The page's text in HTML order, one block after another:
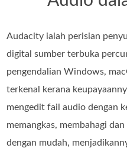
Audacity ialah perisian
digital sumber terbuka
pengendalian Windows,
terkenal kerana
mengedit fail audio dengan
memangkas, membahagi
dengan mudah,